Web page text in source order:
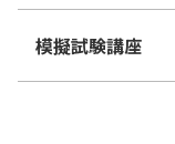
模擬試験講座